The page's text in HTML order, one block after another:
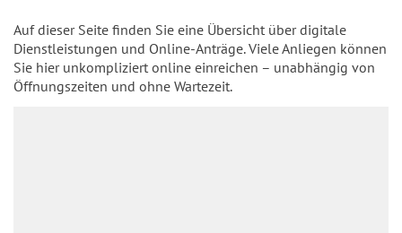
Auf dieser Seite finden Sie eine Übersicht über digitale
Dienstleistungen und Online-Anträge. Viele Anliegen können
Sie hier unkompliziert online einreichen – unabhängig von
Öffnungszeiten und ohne Wartezeit.